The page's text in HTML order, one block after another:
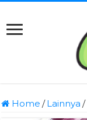
Home /Lainnya /